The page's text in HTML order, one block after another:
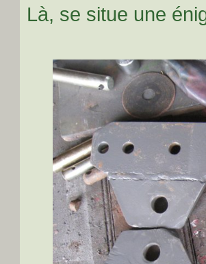
Là, se situe une